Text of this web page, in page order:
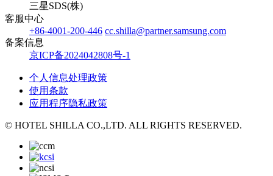
三星SDS(株)
客服中心
+86-4001-200-446 cc.shilla@partner.samsung.com
备案信息
京ICP备2024042808号-1
个人信息处理政策
使用条款
应用程序隐私政策
© HOTEL SHILLA CO.,LTD. ALL RIGHTS RESERVED.